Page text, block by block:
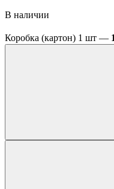
В наличии
Коробка (картон) 1 шт —